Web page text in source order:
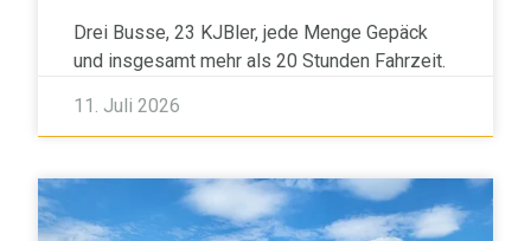
Drei Busse, 23 KJBler, jede Menge Gepäck
und insgesamt mehr als 20 Stunden Fahrzeit.
11. Juli 2026